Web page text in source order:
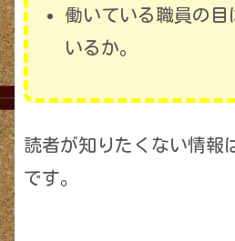
働いている職員の目
いるか。
読者が知りたくない情報
です。